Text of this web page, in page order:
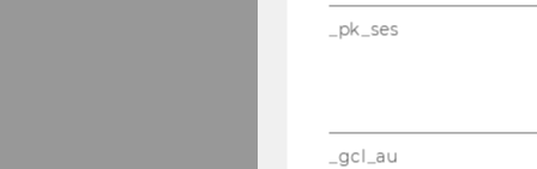
_pk_ses
_gcl_au